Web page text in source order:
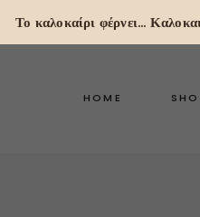
HOME
Το καλοκαίρι φέρνει...